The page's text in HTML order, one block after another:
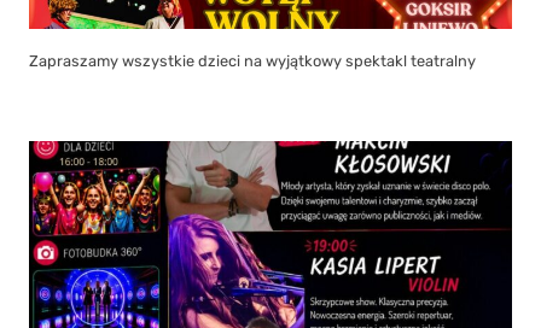
Zapraszamy wszystkie dzieci na wyjątkowy spektakl teatralny